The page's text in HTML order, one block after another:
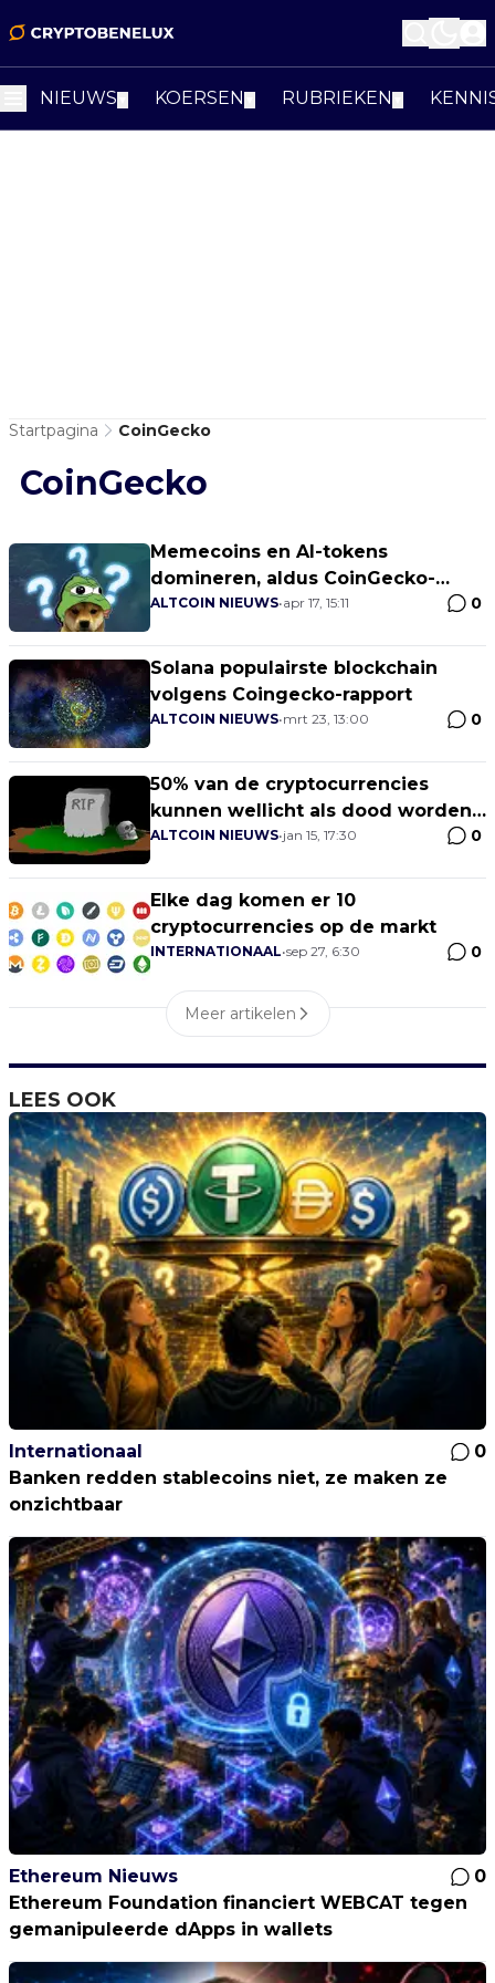
NIEUWS KOERSEN RUBRIEKEN
Startpagina CoinGecko
CoinGecko
Memecoins en AI-tokens
domineren, aldus CoinGecko-
onderzoek
ALTCOIN NIEUWS•apr 17, 15:11 0
Solana populairste blockchain
volgens Coingecko-rapport
ALTCOIN NIEUWS•mrt 23, 13:00 0
50% van de cryptocurrencies
kunnen wellicht als dood worden
bestempeld
ALTCOIN NIEUWS•jan 15, 17:30 0
Elke dag komen er 10
cryptocurrencies op de markt
INTERNATIONAAL•sep 27, 6:30 0
Meer artikelen
LEES OOK
Internationaal
0
Banken redden stablecoins niet, ze maken ze
onzichtbaar
Ethereum Nieuws
0
Ethereum Foundation financiert WEBCAT tegen
gemanipuleerde dApps in wallets